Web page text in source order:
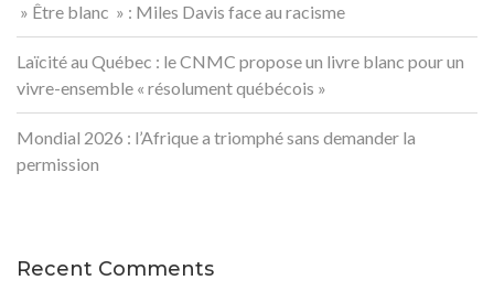
» Être blanc » : Miles Davis face au racisme
Laïcité au Québec : le CNMC propose un livre blanc pour un
vivre-ensemble « résolument québécois »
Mondial 2026 : l’Afrique a triomphé sans demander la
permission
Recent Comments